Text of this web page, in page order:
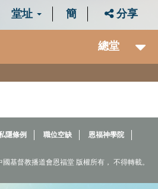
堂址 簡 分享
總堂
隱條例 職位空缺
恩福神學院
基督教播道會恩福堂 版權所有， 不得轉載。